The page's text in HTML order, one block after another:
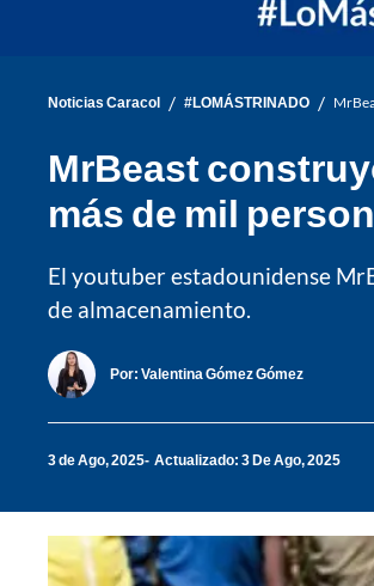
Noticias Caracol / #LOMÁSTRINADO /
MrBeast
más de mil
El youtuber estadounidense
de almacenamiento.
Por: Valentina Gómez Gómez
3 de Ago, 2025 Actualizado: 3 De Ago, 2025